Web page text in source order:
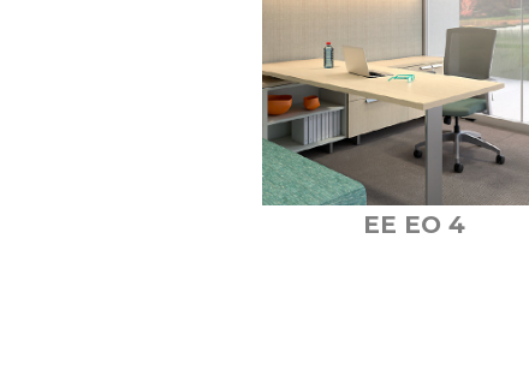
EE EO 4